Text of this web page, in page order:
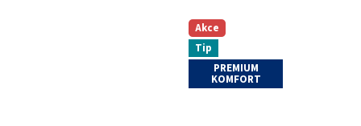
Akce
Tip
PREMIUM
KOMFORT